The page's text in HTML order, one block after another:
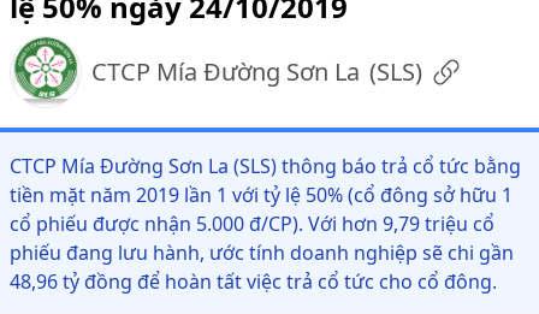
CTCP Mía Đường Sơn La (SLS)
CTCP Mía Đường Sơn La (SLS) thông báo trả cổ tức bằng
tiền mặt năm 2019 lần 1 với tỷ lệ 50% (cổ đông sở hữu 1
cổ phiếu được nhận 5.000 đ/CP). Với hơn 9,79 triệu cổ
phiếu đang lưu hành, ước tính doanh nghiệp sẽ chi gần
48,96 tỷ đồng để hoàn tất việc trả cổ tức cho cổ đông.